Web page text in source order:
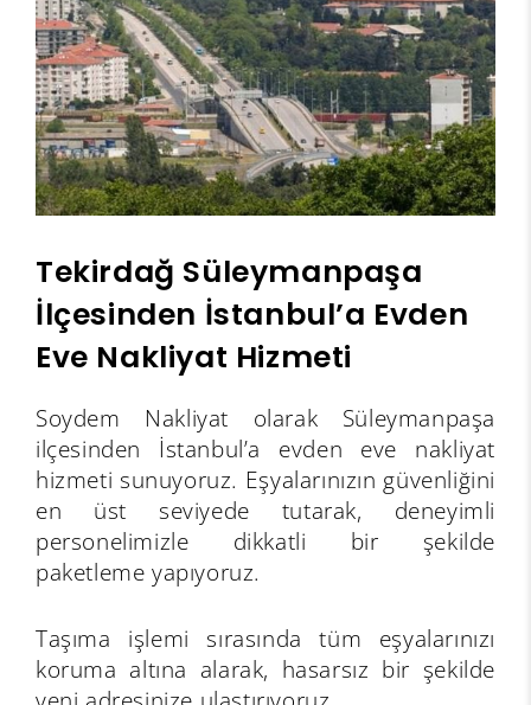
Tekirdağ Süleymanpaşa
İlçesinden İstanbul’a Evden
Eve Nakliyat Hizmeti
Soydem Nakliyat olarak Süleymanpaşa
ilçesinden İstanbul’a evden eve nakliyat
hizmeti sunuyoruz. Eşyalarınızın güvenliğini
en üst seviyede tutarak, deneyimli
personelimizle dikkatli bir şekilde
paketleme yapıyoruz.
Taşıma işlemi sırasında tüm eşyalarınızı
koruma altına alarak, hasarsız bir şekilde